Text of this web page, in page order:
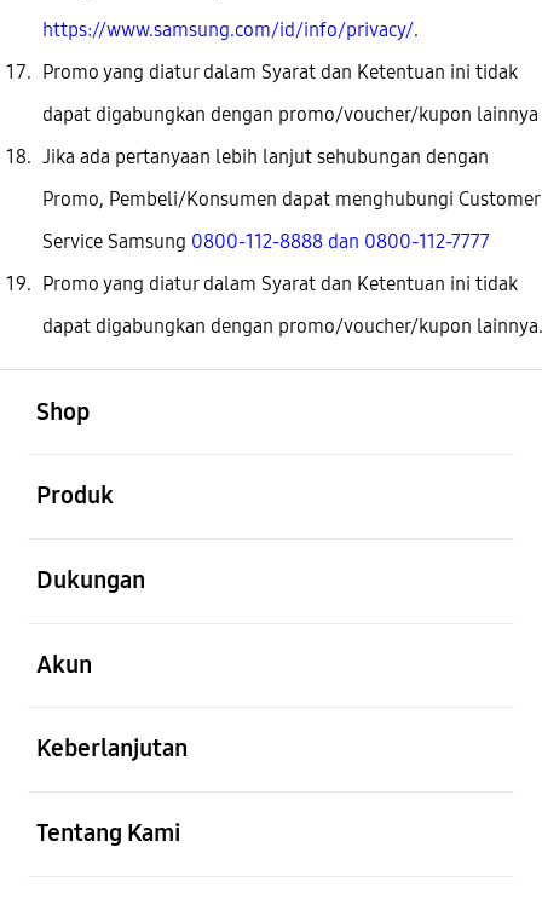
https://www.samsung.com/id/info/privacy/.
Promo yang diatur dalam Syarat dan Ketentuan ini tidak
dapat digabungkan dengan promo/voucher/kupon lainnya
Jika ada pertanyaan lebih lanjut sehubungan dengan
Promo, Pembeli/Konsumen dapat menghubungi Customer
Service Samsung 0800-112-8888 dan 0800-112-7777
Promo yang diatur dalam Syarat dan Ketentuan ini tidak
dapat digabungkan dengan promo/voucher/kupon lainnya.
Shop
Produk
Dukungan
Akun
Keberlanjutan
Tentang Kami